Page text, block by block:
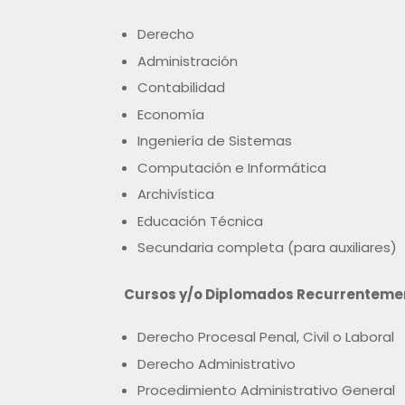
Derecho
Administración
Contabilidad
Economía
Ingeniería de Sistemas
Computación e Informática
Archivística
Educación Técnica
Secundaria completa (para auxiliares)
Cursos y/o Diplomados
Derecho Procesal Penal, Civil o Laboral
Derecho Administrativo
Procedimiento Administrativo General